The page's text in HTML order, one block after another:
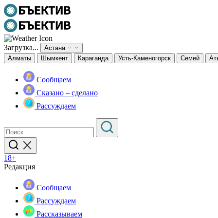
Загрузка...
Астана
Алматы
Шымкент Караганда Усть-Каменогорск Семей
Сообщаем
Сказано – сделано
Рассуждаем
18+
Редакция
Сообщаем
Рассуждаем
Рассказываем